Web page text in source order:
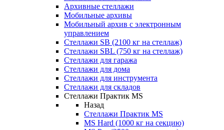
Архивные стеллажи
Мобильные архивы
Мобильный архив с электронным
управлением
Стеллажи SB (2100 кг на стеллаж)
Стеллажи SBL (750 кг на стеллаж)
Стеллажи для гаража
Стеллажи для дома
Стеллажи для инструмента
Стеллажи для складов
Стеллажи Практик MS
Назад
Стеллажи Практик MS
MS Hard (1000 кг на секцию)